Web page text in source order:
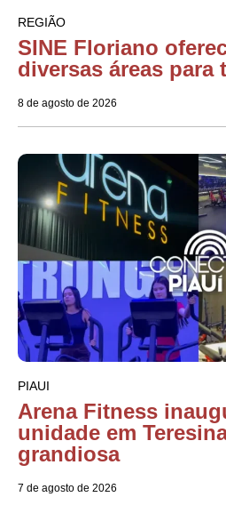
REGIÃO
SINE Floriano
diversas áreas para
8 de agosto de 2026
PIAUI
Arena Fitness
unidade em
grandiosa
7 de agosto de 2026